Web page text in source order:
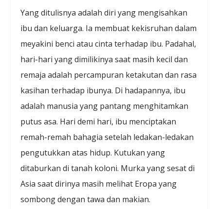
Yang ditulisnya adalah diri yang mengisahkan
ibu dan keluarga. Ia membuat kekisruhan dalam
meyakini benci atau cinta terhadap ibu. Padahal,
hari-hari yang dimilikinya saat masih kecil dan
remaja adalah percampuran ketakutan dan rasa
kasihan terhadap ibunya. Di hadapannya, ibu
adalah manusia yang pantang menghitamkan
putus asa. Hari demi hari, ibu menciptakan
remah-remah bahagia setelah ledakan-ledakan
pengutukkan atas hidup. Kutukan yang
ditaburkan di tanah koloni. Murka yang sesat di
Asia saat dirinya masih melihat Eropa yang
sombong dengan tawa dan makian.